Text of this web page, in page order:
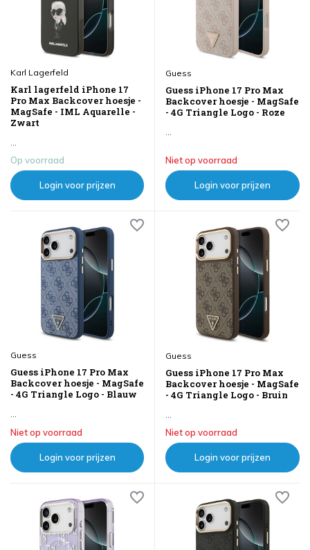
Karl Lagerfeld
Karl lagerfeld iPhone 17
Pro Max Backcover hoesje -
MagSafe - IML Aquarelle -
Zwart
...
Op voorraad
Login voor prijzen
Guess
Guess iPhone 17 Pro Max
Backcover hoesje - MagSafe
- 4G Triangle Logo - Roze
Niet op voorraad
Login voor prijzen
Guess
Guess iPhone 17 Pro Max
Backcover hoesje - MagSafe
- 4G Triangle Logo - Blauw
Niet op voorraad
Login voor prijzen
Guess
Guess iPhone 17 Pro Max
Backcover hoesje - MagSafe
- 4G Triangle Logo - Bruin
Niet op voorraad
Login voor prijzen